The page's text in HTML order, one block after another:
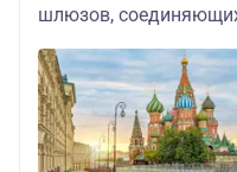
шлюзов,